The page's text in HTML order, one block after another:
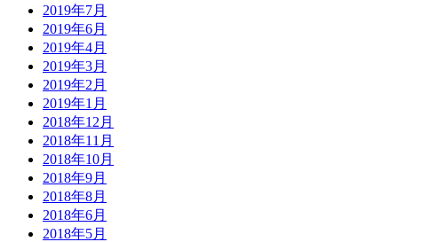
2019年7月
2019年6月
2019年4月
2019年3月
2019年2月
2019年1月
2018年12月
2018年11月
2018年10月
2018年9月
2018年8月
2018年6月
2018年5月